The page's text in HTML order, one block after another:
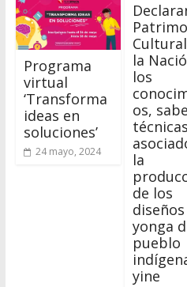
Programa
virtual
‘Transforma
ideas en
soluciones’
24 mayo, 2024
la
los
os,
técnicas
la
de los
diseños
yonga
pueblo
yine